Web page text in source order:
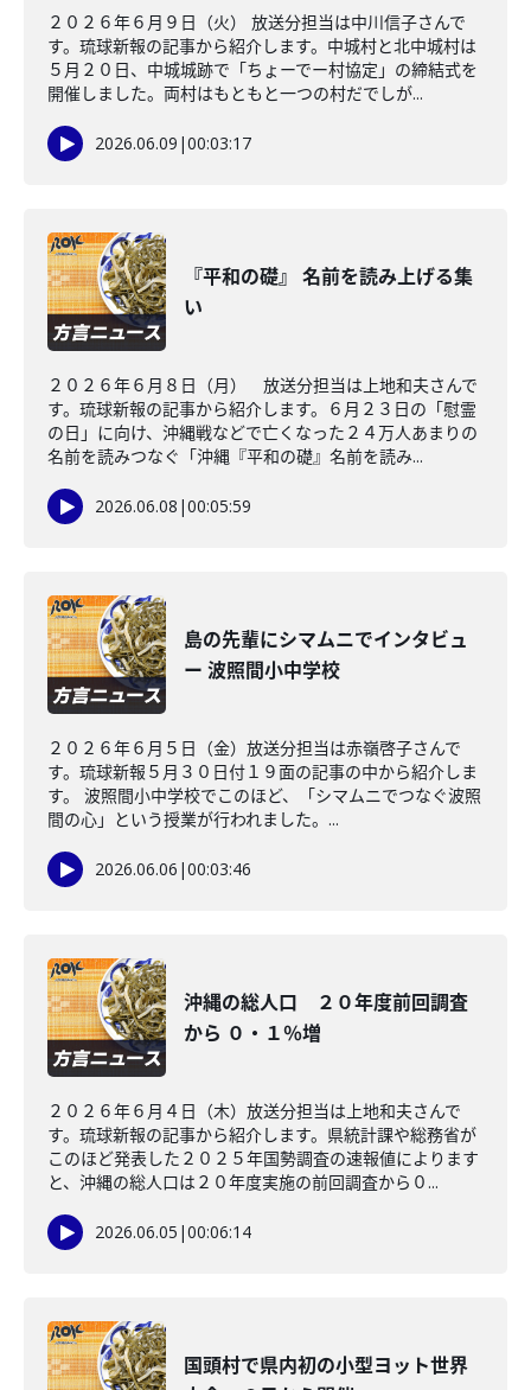
２０２６年６月９日（火） 放送分担当は中川信子さんで
す。琉球新報の記事から紹介します。中城村と北中城村は
５月２０日、中城城跡で「ちょーでー村協定」の締結式を
開催しました。両村はもともと一つの村だでしが...
2026.06.09 |00:03:17
『平和の礎』 名前を読み上げる集
い
２０２６年６月８日（月） 放送分担当は上地和夫さんで
す。琉球新報の記事から紹介します。６月２３日の「慰霊
の日」に向け、沖縄戦などで亡くなった２４万人あまりの
名前を読みつなぐ「沖縄『平和の礎』名前を読み...
2026.06.08 |00:05:59
島の先輩にシマムニでインタビュ
ー 波照間小中学校
２０２６年６月５日（金）放送分担当は赤嶺啓子さんで
す。琉球新報５月３０日付１９面の記事の中から紹介しま
す。 波照間小中学校でこのほど、「シマムニでつなぐ波照
間の心」という授業が行われました。...
2026.06.06 |00:03:46
沖縄の総人口 ２０年度前回調査
から ０・１％増
２０２６年６月４日（木）放送分担当は上地和夫さんで
す。琉球新報の記事から紹介します。県統計課や総務省が
このほど発表した２０２５年国勢調査の速報値によります
と、沖縄の総人口は２０年度実施の前回調査から０...
2026.06.05 |00:06:14
国頭村で県内初の小型ヨット世界